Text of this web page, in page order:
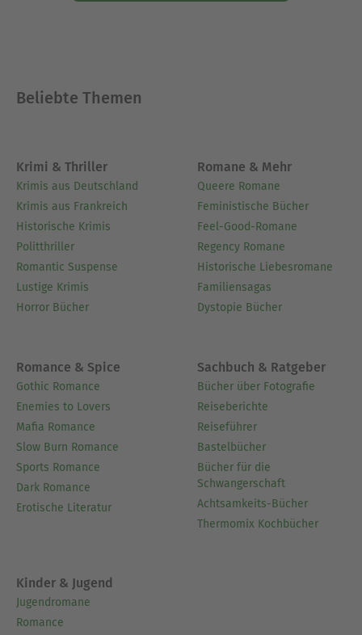
Beliebte Themen
Krimi & Thriller
Krimis aus Deutschland
Krimis aus Frankreich
Historische Krimis
Politthriller
Romantic Suspense
Lustige Krimis
Horror Bücher
Romane & Mehr
Queere Romane
Feministische Bücher
Feel-Good-Romane
Regency Romane
Historische Liebesromane
Familiensagas
Dystopie Bücher
Romance & Spice
Gothic Romance
Enemies to Lovers
Mafia Romance
Slow Burn Romance
Sports Romance
Dark Romance
Erotische Literatur
Sachbuch & Ratgeber
Bücher über Fotografie
Reiseberichte
Reiseführer
Bastelbücher
Bücher für die
Schwangerschaft
Achtsamkeits-Bücher
Thermomix Kochbücher
Kinder & Jugend
Jugendromane
Romance